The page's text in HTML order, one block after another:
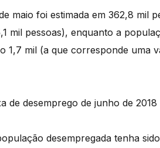
maio foi estimada em 362,8 mil
mil pessoas), enquanto a
1,7 mil (a que corresponde uma
de desemprego de junho de
desempregada tenha